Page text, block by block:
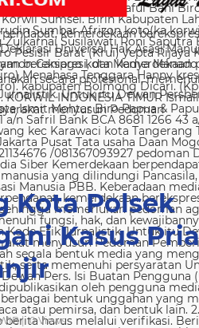
kemerdekaan
Universal Hak Asasi
berekspresi, dan
secara profesional,
Untuk itu Dewan
menyusun Pedoman
Kota Polsek
Kasus Pria
| 0Views